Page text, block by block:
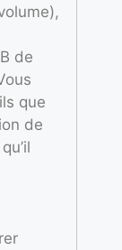
de
que
de